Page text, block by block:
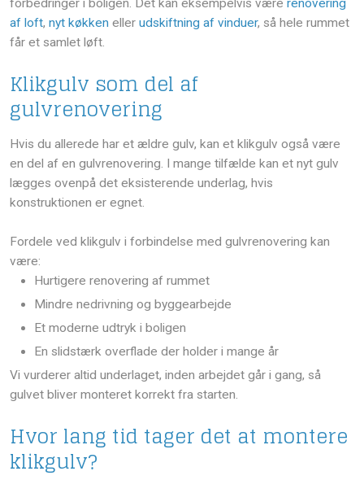
forbedringer i boligen. Det kan eksempelvis være renovering
af loft, nyt køkken eller udskiftning af vinduer, så hele rummet
får et samlet løft.
Klikgulv som del af
gulvrenovering
Hvis du allerede har et ældre gulv, kan et klikgulv også være
en del af en gulvrenovering. I mange tilfælde kan et nyt gulv
lægges ovenpå det eksisterende underlag, hvis
konstruktionen er egnet.
Fordele ved klikgulv i forbindelse med gulvrenovering kan
være:
​Hurtigere renovering af rummet
​Mindre nedrivning og byggearbejde
​Et moderne udtryk i boligen
​En slidstærk overflade der holder i mange år
Vi vurderer altid underlaget, inden arbejdet går i gang, så
gulvet bliver monteret korrekt fra starten.
Hvor lang tid tager det at montere
klikgulv?